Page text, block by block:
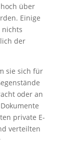
über
Einige
nichts
der
sie sich für
oder an
private E-
verteilten